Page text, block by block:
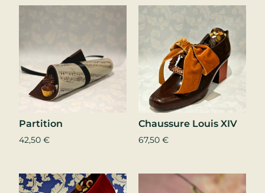
Partition
42,50 €
Chaussure Louis XIV
67,50 €